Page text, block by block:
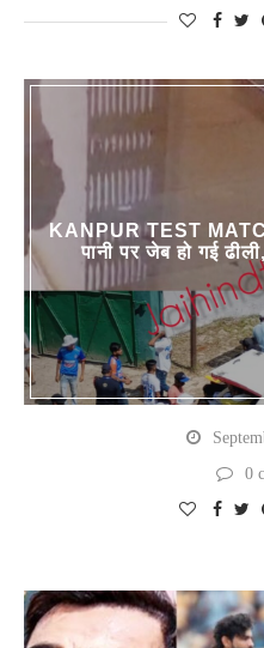
KANPUR TEST
पानी पर जेब हो गई
0